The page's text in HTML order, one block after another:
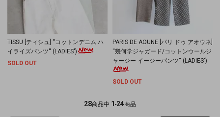
TISSU [ティシュ] ''コットンデニム ハ
イライズパンツ'' (LADIES')
SOLD OUT
PARIS DE AOUNE [パリ ドゥ アオウネ]
''幾何学ジャガード/コットンウールジ
ャージー イージーパンツ'' (LADIES')
SOLD OUT
28商品中 1 -24商品